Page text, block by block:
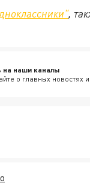
,
на наши каналы
о главных новостях